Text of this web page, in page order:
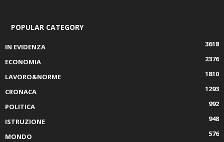
POPULAR CATEGORY
IN EVIDENZA
3618
ECONOMIA
2376
LAVORO&NORME
1810
CRONACA
1293
POLITICA
992
ISTRUZIONE
948
MONDO
576